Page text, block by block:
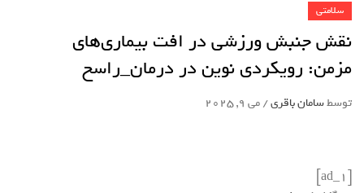
سلامتی
نقش جنبش ورزشی در افت بیماری‌های
مزمن: رویکردی نوین در درمان_راسخ
توسطسامان باقری/می 9, 2025
[ad_1]